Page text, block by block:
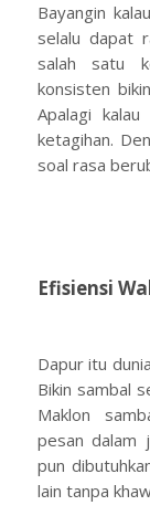
Bayangin
selalu dapat
salah satu
konsisten
Apalagi
ketagihan.
soal rasa
Efisiensi
Dapur itu
Bikin sambal
Maklon
pesan dalam
pun
lain tanpa